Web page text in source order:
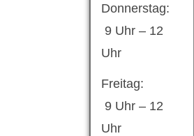
Donnerstag:
9 Uhr – 12
Uhr
Freitag:
9 Uhr – 12
Uhr